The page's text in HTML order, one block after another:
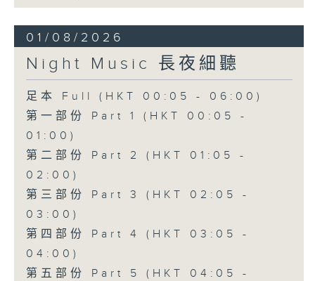
01/08/2026
Night Music 長夜細聽
足本 Full (HKT 00:05 - 06:00)
第一部份 Part 1 (HKT 00:05 -
01:00)
第二部份 Part 2 (HKT 01:05 -
02:00)
第三部份 Part 3 (HKT 02:05 -
03:00)
第四部份 Part 4 (HKT 03:05 -
04:00)
第五部份 Part 5 (HKT 04:05 -